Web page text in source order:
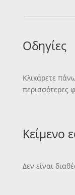
Οδηγίες
Κλικάρετε
περισσότερες
Κείμενο
Δεν είναι